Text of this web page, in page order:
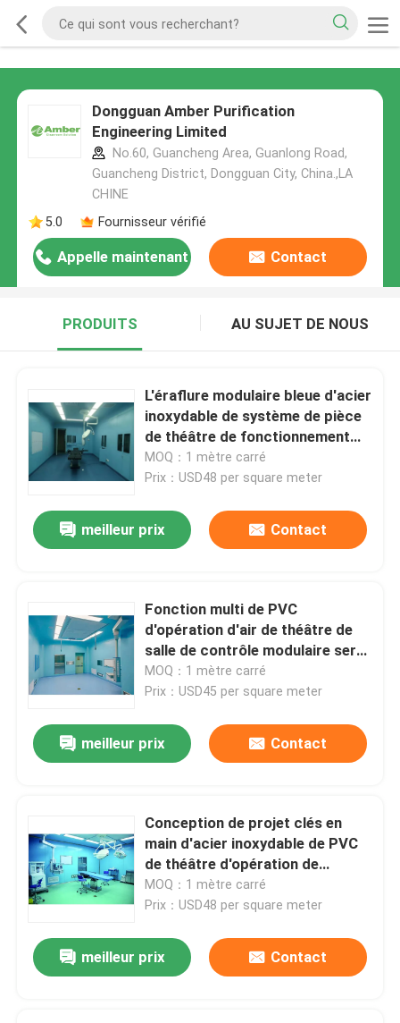
Dongguan Amber Purification
Engineering Limited
No.60, Guancheng Area, Guanlong Road,
Guancheng District, Dongguan City, China.,LA
CHINE
5.0
Fournisseur vérifié
Appelle maintenant Contact
PRODUITS AU SUJET DE NOUS
L'éraflure modulaire bleue d'acier
inoxydable de système de pièce
de théâtre de fonctionnement
rendent la classe 100 - 1000
résistante
MOQ：1 mètre carré
Prix：USD48 per square meter
meilleur prix Contact
Fonction multi de PVC
d'opération d'air de théâtre de
salle de contrôle modulaire serré
de PLC
MOQ：1 mètre carré
Prix：USD45 per square meter
meilleur prix Contact
Conception de projet clés en
main d'acier inoxydable de PVC
de théâtre d'opération de
chirurgie d'hôpital d'ICU
MOQ：1 mètre carré
Prix：USD48 per square meter
meilleur prix Contact